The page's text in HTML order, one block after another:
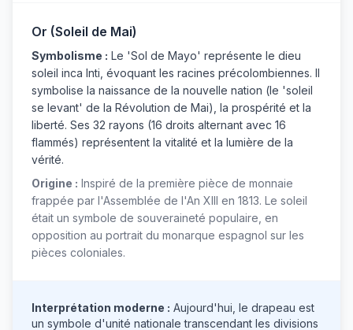
Or (Soleil de Mai)
Symbolisme : Le 'Sol de Mayo' représente le dieu
soleil inca Inti, évoquant les racines précolombiennes. Il
symbolise la naissance de la nouvelle nation (le 'soleil
se levant' de la Révolution de Mai), la prospérité et la
liberté. Ses 32 rayons (16 droits alternant avec 16
flammés) représentent la vitalité et la lumière de la
vérité.
Origine : Inspiré de la première pièce de monnaie
frappée par l'Assemblée de l'An XIII en 1813. Le soleil
était un symbole de souveraineté populaire, en
opposition au portrait du monarque espagnol sur les
pièces coloniales.
Interprétation moderne : Aujourd'hui, le drapeau est
un symbole d'unité nationale transcendant les divisions